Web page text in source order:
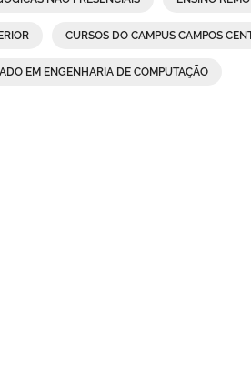
CURSOS DO CAMPUS CAMPOS
EM ENGENHARIA DE COMPUTAÇÃO